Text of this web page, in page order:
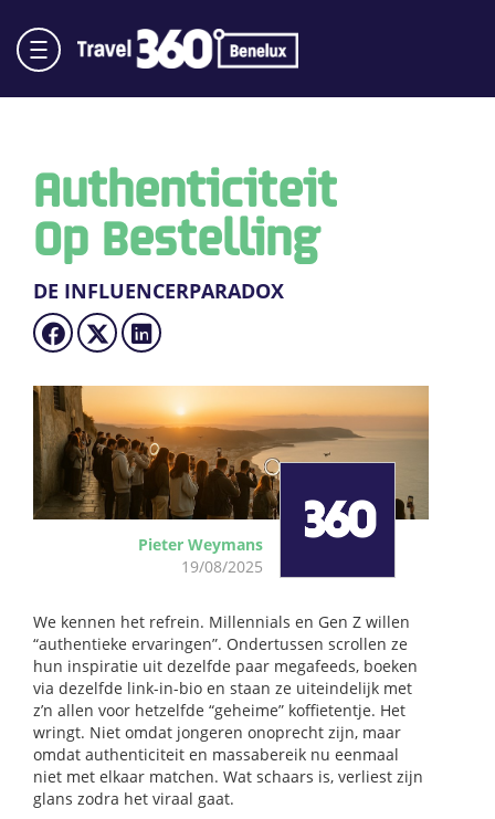
Authenticiteit
Op Bestelling
DE INFLUENCERPARADOX
Pieter Weymans
19/08/2025
We kennen het refrein. Millennials en Gen Z willen
“authentieke ervaringen”. Ondertussen scrollen ze
hun inspiratie uit dezelfde paar megafeeds, boeken
via dezelfde link-in-bio en staan ze uiteindelijk met
z’n allen voor hetzelfde “geheime” koffietentje. Het
wringt. Niet omdat jongeren onoprecht zijn, maar
omdat authenticiteit en massabereik nu eenmaal
niet met elkaar matchen. Wat schaars is, verliest zijn
glans zodra het viraal gaat.